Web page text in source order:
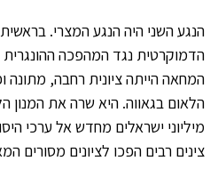
הדמוקרטית נגד המהפכה ההונגרית
המחאה הייתה ציונית רחבה, מתונה
הלאום בגאווה. היא שרה את המנון
מיליוני ישראלים מחדש אל ערכי
צינים רבים הפכו לציונים מסורים